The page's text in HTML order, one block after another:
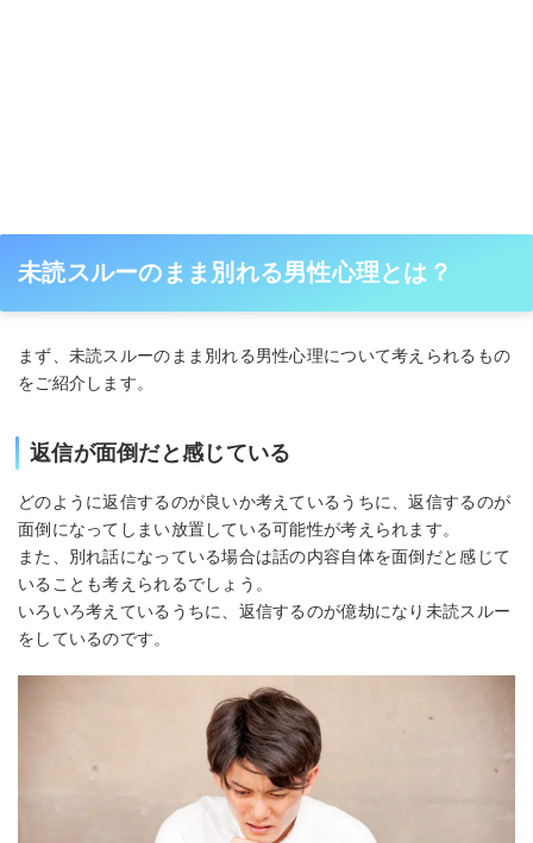
未読スルーのまま別れる男性心理とは？
まず、未読スルーのまま別れる男性心理について考えられるもの
をご紹介します。
返信が面倒だと感じている
どのように返信するのが良いか考えているうちに、返信するのが
面倒になってしまい放置している可能性が考えられます。
また、別れ話になっている場合は話の内容自体を面倒だと感じて
いることも考えられるでしょう。
いろいろ考えているうちに、返信するのが億劫になり未読スルー
をしているのです。